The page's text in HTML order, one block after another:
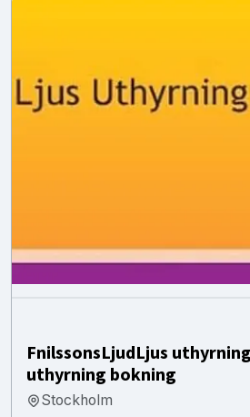
FnilssonsLjudLjus
uthyrning bokning
Stockholm